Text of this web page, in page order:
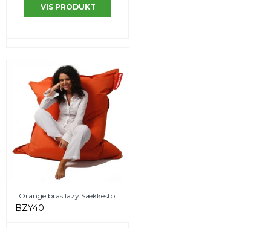
VIS PRODUKT
Orange brasilazy Sækkestol
BZY40